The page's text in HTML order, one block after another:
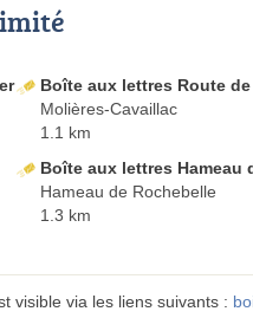
Boîte aux lettres Route
Molières-Cavaillac
1.1 km
Boîte aux lettres Hameau
Hameau de Rochebelle
1.3 km
visible via les liens suivants :